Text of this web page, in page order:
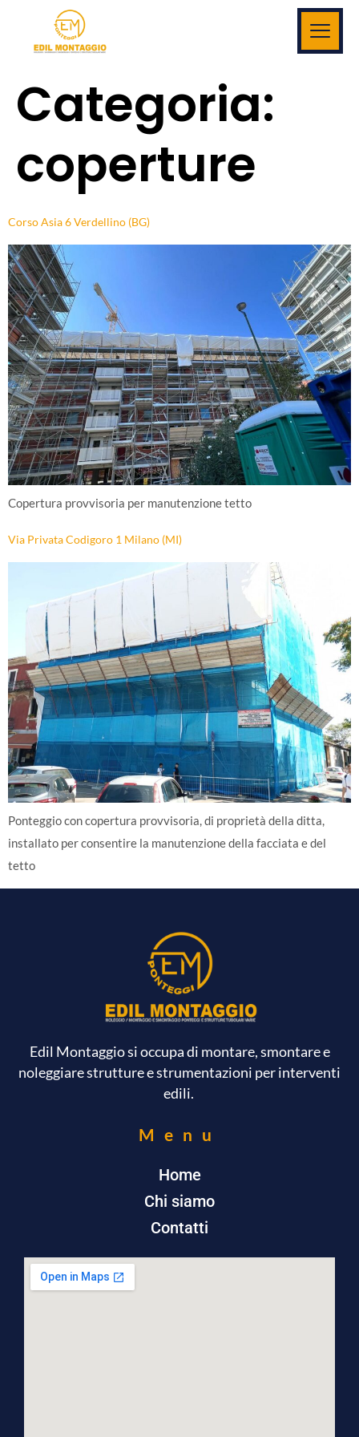
Categoria:
coperture
Corso Asia 6 Verdellino (BG)
Copertura provvisoria per manutenzione tetto
Via Privata Codigoro 1 Milano (MI)
Ponteggio con copertura provvisoria, di proprietà della ditta,
installato per consentire la manutenzione della facciata e del
tetto
Edil Montaggio si occupa di montare, smontare e
noleggiare strutture e strumentazioni per interventi
edili.
Menu
Home
Chi siamo
Contatti